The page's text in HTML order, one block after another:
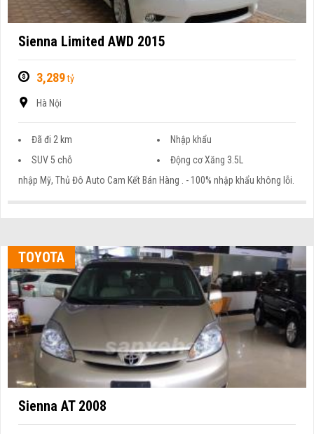
Sienna Limited AWD 2015
3,289tỷ
Hà Nội
Đã đi 2 km
Nhập khẩu
SUV 5 chỗ
Động cơ Xăng 3.5L
nhập Mỹ, Thủ Đô Auto Cam Kết Bán Hàng . - 100% nhập khẩu không lỗi.
TOYOTA
Sienna AT 2008